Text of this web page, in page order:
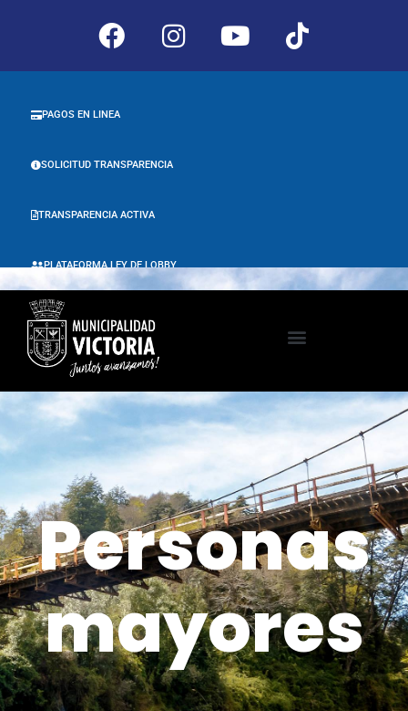
PLATAFORMA LEY DE LOBBY
TRANSPARENCIA ACTIVA
SOLICITUD TRANSPARENCIA
PAGOS EN LINEA
Personas
mayores